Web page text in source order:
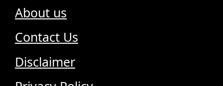
About us
Contact Us
Disclaimer